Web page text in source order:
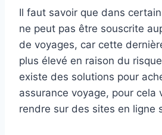
Il faut savoir que dans
ne peut pas être souscrite
de voyages, car cette
plus élevé en raison du
existe des solutions pour
assurance voyage, pour cela
rendre sur des sites en ligne